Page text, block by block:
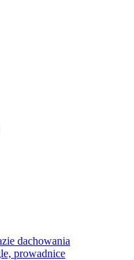
dachowania
prowadnice